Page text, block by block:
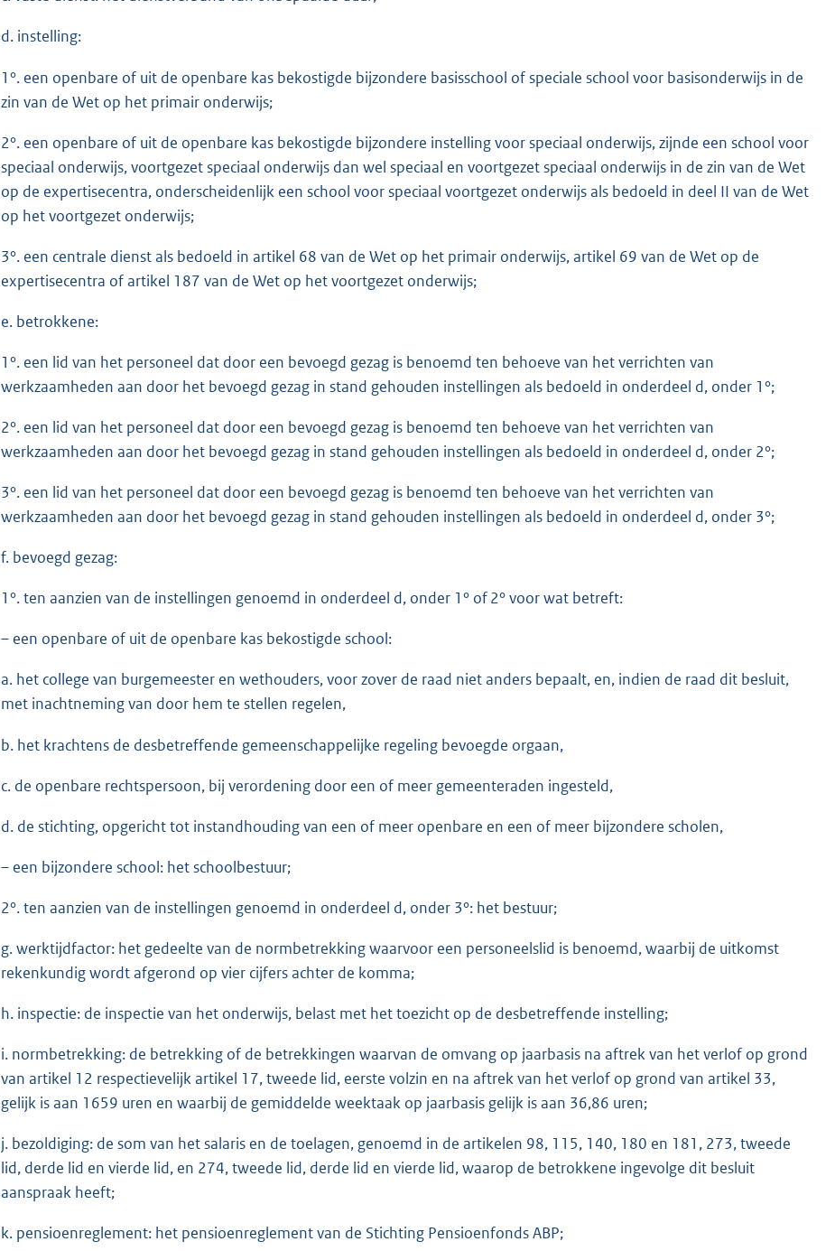
d. instelling:
1°. een openbare of uit de openbare kas bekostigde bijzondere basisschool of speciale school voor basisonderwijs in de
zin van de Wet op het primair onderwijs;
2°. een openbare of uit de openbare kas bekostigde bijzondere instelling voor speciaal onderwijs, zijnde een school voor
speciaal onderwijs, voortgezet speciaal onderwijs dan wel speciaal en voortgezet speciaal onderwijs in de zin van de Wet
op de expertisecentra, onderscheidenlijk een school voor speciaal voortgezet onderwijs als bedoeld in deel II van de Wet
op het voortgezet onderwijs;
3°. een centrale dienst als bedoeld in artikel 68 van de Wet op het primair onderwijs, artikel 69 van de Wet op de
expertisecentra of artikel 187 van de Wet op het voortgezet onderwijs;
e. betrokkene:
1°. een lid van het personeel dat door een bevoegd gezag is benoemd ten behoeve van het verrichten van
werkzaamheden aan door het bevoegd gezag in stand gehouden instellingen als bedoeld in onderdeel d, onder 1°;
2°. een lid van het personeel dat door een bevoegd gezag is benoemd ten behoeve van het verrichten van
werkzaamheden aan door het bevoegd gezag in stand gehouden instellingen als bedoeld in onderdeel d, onder 2°;
3°. een lid van het personeel dat door een bevoegd gezag is benoemd ten behoeve van het verrichten van
werkzaamheden aan door het bevoegd gezag in stand gehouden instellingen als bedoeld in onderdeel d, onder 3°;
f. bevoegd gezag:
1°. ten aanzien van de instellingen genoemd in onderdeel d, onder 1° of 2° voor wat betreft:
– een openbare of uit de openbare kas bekostigde school:
a. het college van burgemeester en wethouders, voor zover de raad niet anders bepaalt, en, indien de raad dit besluit,
met inachtneming van door hem te stellen regelen,
b. het krachtens de desbetreffende gemeenschappelijke regeling bevoegde orgaan,
c. de openbare rechtspersoon, bij verordening door een of meer gemeenteraden ingesteld,
d. de stichting, opgericht tot instandhouding van een of meer openbare en een of meer bijzondere scholen,
– een bijzondere school: het schoolbestuur;
2°. ten aanzien van de instellingen genoemd in onderdeel d, onder 3°: het bestuur;
g. werktijdfactor: het gedeelte van de normbetrekking waarvoor een personeelslid is benoemd, waarbij de uitkomst
rekenkundig wordt afgerond op vier cijfers achter de komma;
h. inspectie: de inspectie van het onderwijs, belast met het toezicht op de desbetreffende instelling;
i. normbetrekking: de betrekking of de betrekkingen waarvan de omvang op jaarbasis na aftrek van het verlof op grond
van artikel 12 respectievelijk artikel 17, tweede lid, eerste volzin en na aftrek van het verlof op grond van artikel 33,
gelijk is aan 1659 uren en waarbij de gemiddelde weektaak op jaarbasis gelijk is aan 36,86 uren;
j. bezoldiging: de som van het salaris en de toelagen, genoemd in de artikelen 98, 115, 140, 180 en 181, 273, tweede
lid, derde lid en vierde lid, en 274, tweede lid, derde lid en vierde lid, waarop de betrokkene ingevolge dit besluit
aanspraak heeft;
k. pensioenreglement: het pensioenreglement van de Stichting Pensioenfonds ABP;